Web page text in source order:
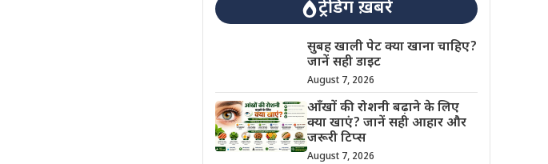
ट्रेंडिंग ख़बरें
सुबह खाली पेट क्या खाना चाहिए?
जानें सही डाइट
August 7, 2026
आँखों की रोशनी बढ़ाने के लिए
क्या खाएं? जानें सही आहार और
जरूरी टिप्स
August 7, 2026